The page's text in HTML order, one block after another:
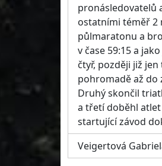
pronásledovatelů
ostatními téměř 2
půlmaratonu a
v čase 59:15 a
čtyř, později již
pohromadě až do
Druhý skončil
a třetí doběhl
startující závod
Veigertová